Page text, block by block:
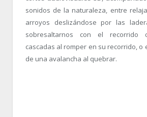
sonidos de la naturaleza, entre
arroyos deslizándose por las
sobresaltarnos con el recorrido
cascadas al romper en su recorrido, o
de una avalancha al quebrar.